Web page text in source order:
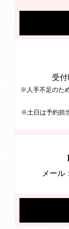
受
※人手不足のた
※土日は予約担
メール：